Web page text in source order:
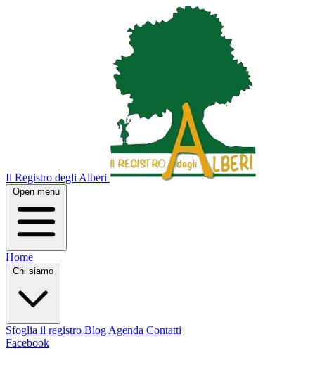
Il Registro degli Alberi
Open menu
Home
Chi siamo
Sfoglia il registro Blog Agenda Contatti
Facebook